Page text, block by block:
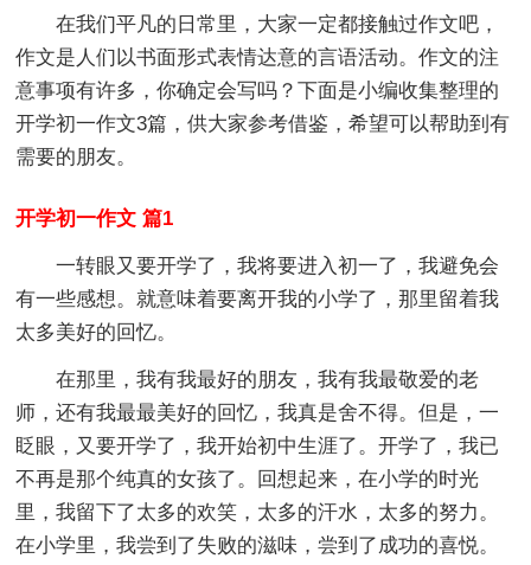
在我们平凡的日常里，大家一定都接触过作文吧，
作文是人们以书面形式表情达意的言语活动。作文的注
意事项有许多，你确定会写吗？下面是小编收集整理的
开学初一作文3篇，供大家参考借鉴，希望可以帮助到有
需要的朋友。
开学初一作文 篇1
一转眼又要开学了，我将要进入初一了，我避免会
有一些感想。就意味着要离开我的小学了，那里留着我
太多美好的回忆。
在那里，我有我最好的朋友，我有我最敬爱的老
师，还有我最最美好的回忆，我真是舍不得。但是，一
眨眼，又要开学了，我开始初中生涯了。开学了，我已
不再是那个纯真的女孩了。回想起来，在小学的时光
里，我留下了太多的欢笑，太多的汗水，太多的努力。
在小学里，我尝到了失败的滋味，尝到了成功的喜悦。